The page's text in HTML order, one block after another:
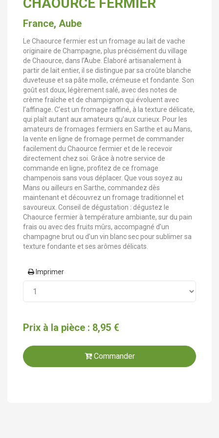
France, Aube
Le Chaource fermier est un fromage au lait de vache
originaire de Champagne, plus précisément du village
de Chaource, dans l’Aube. Élaboré artisanalement à
partir de lait entier, il se distingue par sa croûte blanche
duveteuse et sa pâte molle, crémeuse et fondante. Son
goût est doux, légèrement salé, avec des notes de
crème fraîche et de champignon qui évoluent avec
l’affinage. C’est un fromage raffiné, à la texture délicate,
qui plaît autant aux amateurs qu’aux curieux. Pour les
amateurs de fromages fermiers en Sarthe et au Mans,
la vente en ligne de fromage permet de commander
facilement du Chaource fermier et de le recevoir
directement chez soi. Grâce à notre service de
commande en ligne, profitez de ce fromage
champenois sans vous déplacer. Que vous soyez au
Mans ou ailleurs en Sarthe, commandez dès
maintenant et découvrez un fromage traditionnel et
savoureux. Conseil de dégustation : dégustez le
Chaource fermier à température ambiante, sur du pain
frais ou avec des fruits mûrs, accompagné d’un
champagne brut ou d’un vin blanc sec pour sublimer sa
texture fondante et ses arômes délicats.
Imprimer
Prix à la pièce : 8,95 €
Commander